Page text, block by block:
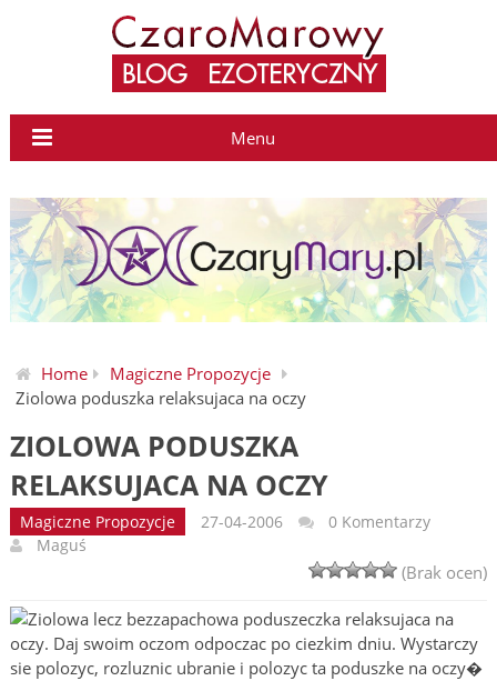
Menu
Home
Magiczne Propozycje
Ziolowa poduszka relaksujaca na oczy
ZIOLOWA PODUSZKA
RELAKSUJACA NA OCZY
Magiczne Propozycje 27-04-2006
0 Komentarzy
Maguś
(Brak ocen)
Ziolowa lecz bezzapachowa poduszeczka relaksujaca na
oczy. Daj swoim oczom odpoczac po ciezkim dniu. Wystarczy
sie polozyc, rozluznic ubranie i polozyc ta poduszke na oczy�